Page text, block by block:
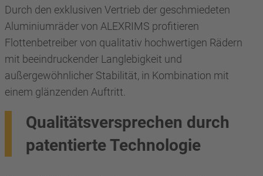
Durch den exklusiven Vertrieb der geschmiedeten
Aluminiumräder von ALEXRIMS profitieren
Flottenbetreiber von qualitativ hochwertigen Rädern
mit beeindruckender Langlebigkeit und
außergewöhnlicher Stabilität, in Kombination mit
einem glänzenden Auftritt.
Qualitätsversprechen durch
patentierte Technologie